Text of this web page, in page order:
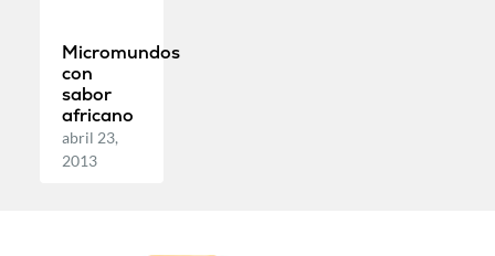
Micromundos
con
sabor
africano
abril 23,
2013